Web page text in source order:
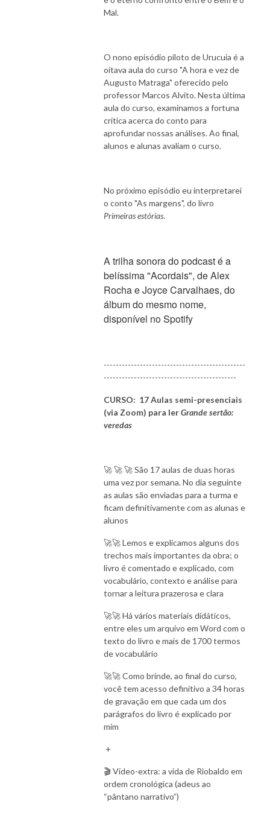
Mal.
O nono episódio piloto de Urucuia é a
oitava aula do curso "A hora e vez de
Augusto Matraga" oferecido pelo
professor Marcos Alvito. Nesta última
aula do curso, examinamos a fortuna
crítica acerca do conto para
aprofundar nossas análises. Ao final,
alunos e alunas avaliam o curso.
No próximo episódio eu interpretarei
o conto "As margens", do livro
Primeiras estórias.
A trilha sonora do podcast é a
belíssima "Acordais", de Alex
Rocha e Joyce Carvalhaes, do
álbum do mesmo nome,
disponível no Spotify
-----------------------------------------------
--------------------------------------------
CURSO: 17 Aulas semi-presenciais
(via Zoom) para lerGrande sertão:
veredas
🚀 🚀 🚀 São 17 aulas de duas horas
uma vez por semana. No dia seguinte
as aulas são enviadas para a turma e
ficam definitivamente com as alunas e
alunos
🚀🚀 Lemos e explicamos alguns dos
trechos mais importantes da obra; o
livro é comentado e explicado, com
vocabulário, contexto e análise para
tornar a leitura prazerosa e clara
🚀🚀 Há vários materiais didáticos,
entre eles um arquivo em Word com o
texto do livro e mais de 1700 termos
de vocabulário
🚀🚀 Como brinde, ao final do curso,
você tem acesso definitivo a 34 horas
de gravação em que cada um dos
parágrafos do livro é explicado por
mim
+
🎬 Vídeo-extra: a vida de Riobaldo em
ordem cronológica (adeus ao
“pântano narrativo”)